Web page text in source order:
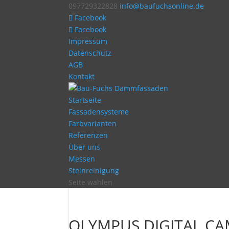
097729322828 info@baufuchsonline.de
Facebook
Facebook
Impressum
Datenschutz
AGB
Kontakt
Startseite
Fassadensysteme
Farbvarianten
Referenzen
Über uns
Messen
Steinreinigung
Seite wählen